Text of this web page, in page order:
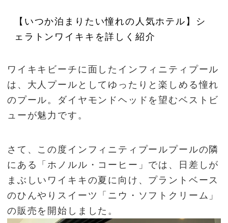
【いつか泊まりたい憧れの人気ホテル】シ
ェラトンワイキキを詳しく紹介
ワイキキビーチに面したインフィニティプール
は、大人プールとしてゆったりと楽しめる憧れ
のプール。ダイヤモンドヘッドを望むベストビ
ューが魅力です。
さて、この度インフィニティプールプールの隣
にある「ホノルル・コーヒー」では、日差しが
まぶしいワイキキの夏に向け、プラントベース
のひんやりスイーツ「ニウ・ソフトクリーム」
の販売を開始しました。